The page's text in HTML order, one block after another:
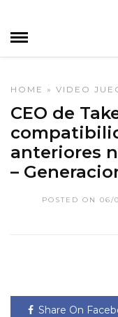
HOME » VIDEO
CEO de
anteriores
–
POSTED ON 06/
Share On